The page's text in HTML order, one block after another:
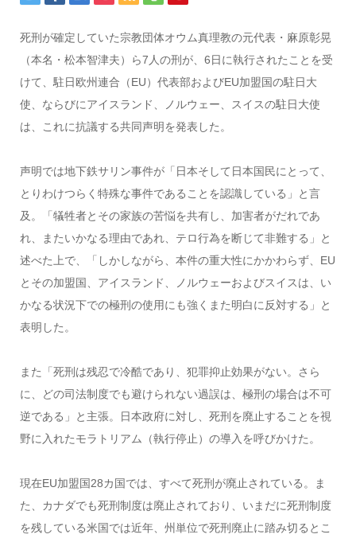
死刑が確定していた宗教団体オウム真理教の元代表・麻原彰晃
（本名・松本智津夫）ら7人の刑が、6日に執行されたことを受
けて、駐日欧州連合（EU）代表部およびEU加盟国の駐日大
使、ならびにアイスランド、ノルウェー、スイスの駐日大使
は、これに抗議する共同声明を発表した。
声明では地下鉄サリン事件が「日本そして日本国民にとって、
とりわけつらく特殊な事件であることを認識している」と言
及。「犠牲者とその家族の苦悩を共有し、加害者がだれであ
れ、またいかなる理由であれ、テロ行為を断じて非難する」と
述べた上で、「しかしながら、本件の重大性にかかわらず、EU
とその加盟国、アイスランド、ノルウェーおよびスイスは、い
かなる状況下での極刑の使用にも強くまた明白に反対する」と
表明した。
また「死刑は残忍で冷酷であり、犯罪抑止効果がない。さら
に、どの司法制度でも避けられない過誤は、極刑の場合は不可
逆である」と主張。日本政府に対し、死刑を廃止することを視
野に入れたモラトリアム（執行停止）の導入を呼びかけた。
現在EU加盟国28カ国では、すべて死刑が廃止されている。ま
た、カナダでも死刑制度は廃止されており、いまだに死刑制度
を残している米国では近年、州単位で死刑廃止に踏み切るとこ